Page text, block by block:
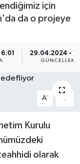
için
da o projeye
29.04.2024 -
GÜNCELLEME
A- A
Kurulu
olarak